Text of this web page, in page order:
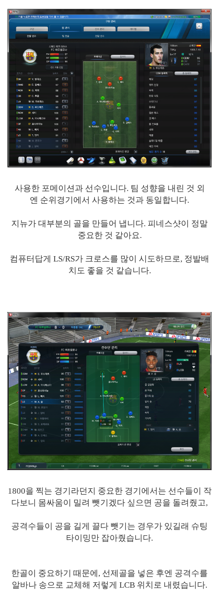
사용한 포메이션과 선수입니다. 팀 성향을 내린 것 외
엔 순위경기에서 사용하는 것과 동일합니다.
지뉴가 대부분의 골을 만들어 냅니다. 피네스샷이 정말
중요한 것 같아요.
컴퓨터답게 LS/RS가 크로스를 많이 시도하므로, 정발배
치도 좋을 것 같습니다.
1800을 찍는 경기라던지 중요한 경기에서는 선수들이 작
다보니 몸싸움이 밀려 뺏기겠다 싶으면 공을 돌려줬고,
공격수들이 공을 길게 끌다 뺏기는 경우가 있길래 슈팅
타이밍만 잡아줬습니다.
한골이 중요하기 때문에, 선제골을 넣은 후엔 공격수를
알바나 송으로 교체해 저렇게 LCB 위치로 내렸습니다.